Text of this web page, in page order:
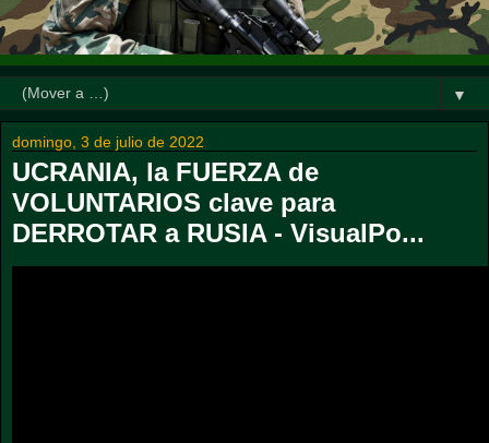
▼
domingo, 3 de julio de 2022
UCRANIA, la FUERZA de
VOLUNTARIOS clave para
DERROTAR a RUSIA - VisualPo...